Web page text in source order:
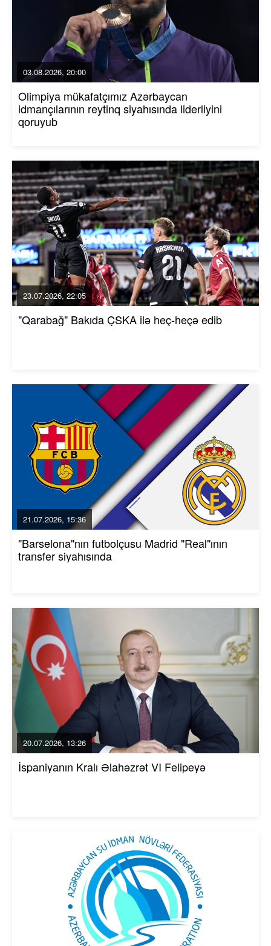
03.08.2026, 20:00
Olimpiya mükafatçımız Azərbaycan
idmançılarının reytinq siyahısında liderliyini
qoruyub
23.07.2026, 22:05
"Qarabağ" Bakıda ÇSKA ilə heç-heçə edib
21.07.2026, 15:36
"Barselona"nın futbolçusu Madrid "Real"ının
transfer siyahısında
20.07.2026, 13:26
İspaniyanın Kralı Əlahəzrət VI Felipeyə